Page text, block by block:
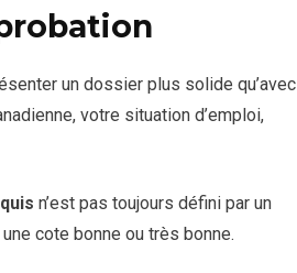
un dossier plus solide qu’avec
votre situation d’emploi,
n’est pas toujours défini par un
cote bonne ou très bonne.